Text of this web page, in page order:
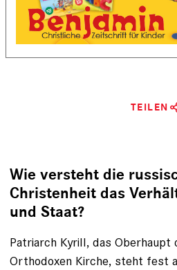
TEILEN
Wie versteht die
Christenheit das
und Staat?
Patriarch Kyrill, das Oberhaupt
Orthodoxen Kirche, steht fest